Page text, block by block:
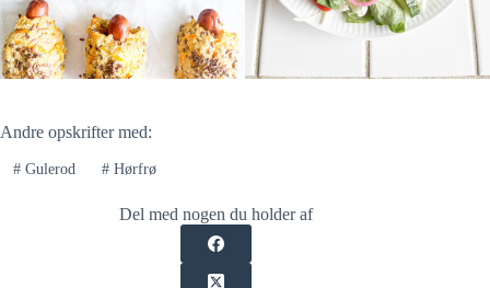
Andre opskrifter med:
#Gulerod #Hørfrø
Del med nogen du holder af